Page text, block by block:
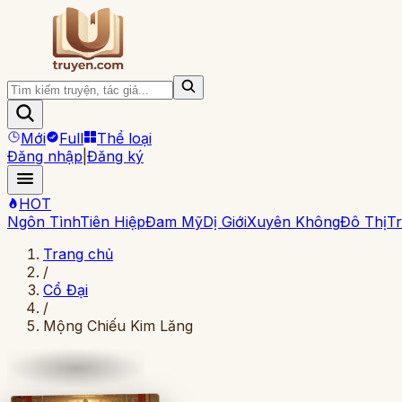
Mới Full
Thể loại
Đăng nhập Đăng ký
HOT
Ngôn TìnhTiên HiệpĐam MỹDị GiớiXuyên KhôngĐô Thị
Trang chủ
/
Cổ Đại
/
Mộng Chiếu Kim Lăng